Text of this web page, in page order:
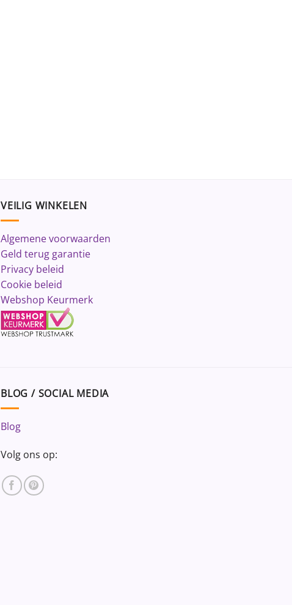
VEILIG WINKELEN
Algemene voorwaarden
Geld terug garantie
Privacy beleid
Cookie beleid
Webshop Keurmerk
BLOG / SOCIAL MEDIA
Blog
Volg ons op: